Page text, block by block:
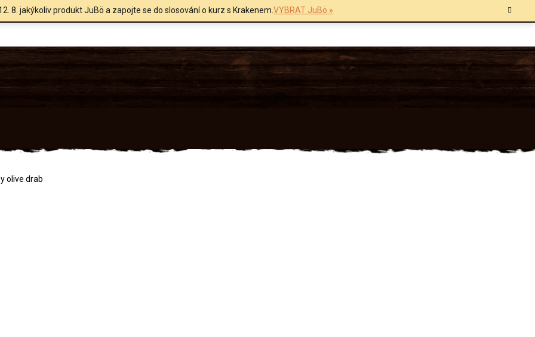
8. jakýkoliv produkt JuBö a zapojte se do slosování o kurz s Krakenem.VYBRAT JuBö »
olive drab